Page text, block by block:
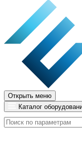
Открыть меню
Каталог